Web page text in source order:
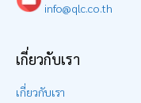
info@qlc.co.th
เกี่ยวกับเรา
เกี่ยวกับเรา